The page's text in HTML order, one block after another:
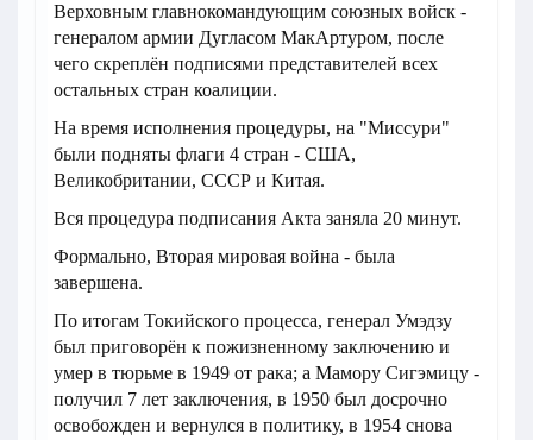
Верховным главнокомандующим союзных войск -
генералом армии Дугласом МакАртуром, после
чего скреплён подписями представителей всех
остальных стран коалиции.
На время исполнения процедуры, на "Миссури"
были подняты флаги 4 стран - США,
Великобритании, СССР и Китая.
Вся процедура подписания Акта заняла 20 минут.
Формально, Вторая мировая война - была
завершена.
По итогам Токийского процесса, генерал Умэдзу
был приговорён к пожизненному заключению и
умер в тюрьме в 1949 от рака; а Мамору Сигэмицу -
получил 7 лет заключения, в 1950 был досрочно
освобожден и вернулся в политику, в 1954 снова